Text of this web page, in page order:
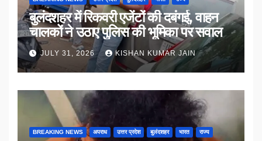
बुलंदशहर में रिकवरी एजेंटों की दबंगई, वाहन
चालकों ने उठाए पुलिस की भूमिका पर सवाल
JULY 31, 2026 KISHAN KUMAR JAIN
BREAKING NEWS अपराध उत्तर प्रदेश बुलंदशहर भारत राज्य